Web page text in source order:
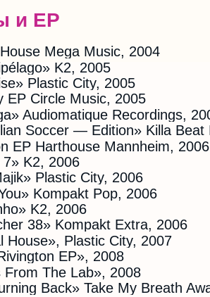
и EP
Mega Music, 2004
K2, 2005
Plastic City, 2005
EP Circle Music, 2005
Audiomatique Recordings,
Soccer — Edition» Killa Beat
EP Harthouse Mannheim, 2006
7» K2, 2006
Plastic City, 2006
Kompakt Pop, 2006
K2, 2006
38» Kompakt Extra, 2006
House», Plastic City, 2007
EP», 2008
From The Lab», 2008
Back» Take My Breath